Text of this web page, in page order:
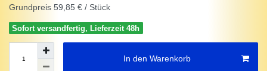
Grundpreis 59,85 € / Stück
Sofort versandfertig, Lieferzeit 48h
In den Warenkorb